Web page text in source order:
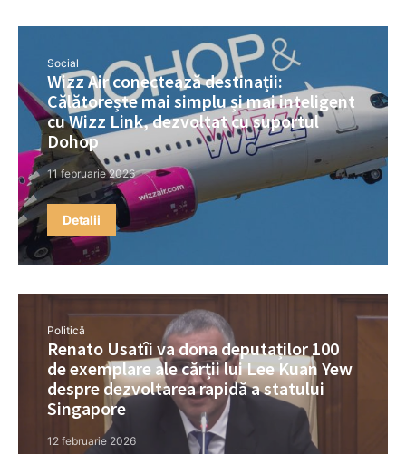
Social
Wizz Air conectează destinații:
Călătorește mai simplu și mai inteligent
cu Wizz Link, dezvoltat cu suportul
Dohop
11 februarie 2026
Detalii
Politică
Renato Usatîi va dona deputaților 100
de exemplare ale cărții lui Lee Kuan Yew
despre dezvoltarea rapidă a statului
Singapore
12 februarie 2026